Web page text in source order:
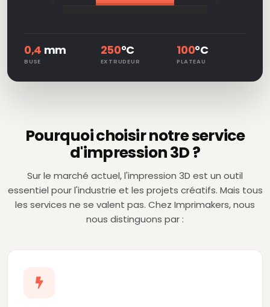
0,4 mm
BUSE
250°C
EXTRUDEUR
100°C
PLATEAU
Pourquoi choisir notre service
d'impression 3D ?
Sur le marché actuel, l'impression 3D est un outil
essentiel pour l'industrie et les projets créatifs. Mais tous
les services ne se valent pas. Chez Imprimakers, nous
nous distinguons par :